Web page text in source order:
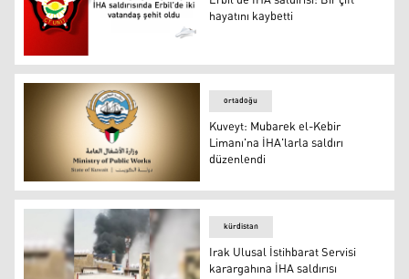
Erbil’de İHA saldırısı: Bir çift hayatını kaybetti
hayatını kaybetti
Kuveyt: Mubarek el-Kebir Limanı'na İHA'larla saldırı
ortadoğu
Kuveyt: Mubarek el-Kebir
Limanı'na İHA'larla saldırı
düzenlendi
kürdistan
Irak Ulusal İstihbarat Servisi
karargahına İHA saldırısı